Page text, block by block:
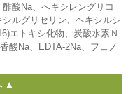
酸Na、へキシレングリコ
ルグリセリン、ヘキシルシ
エトキシ化物、炭酸水素Ｎ
酸Na、EDTA-2Na、フェノ
▲